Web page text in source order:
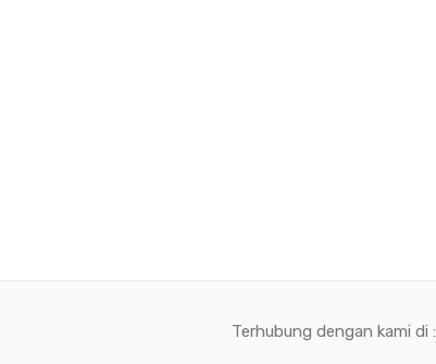
Terhubung dengan kami di :